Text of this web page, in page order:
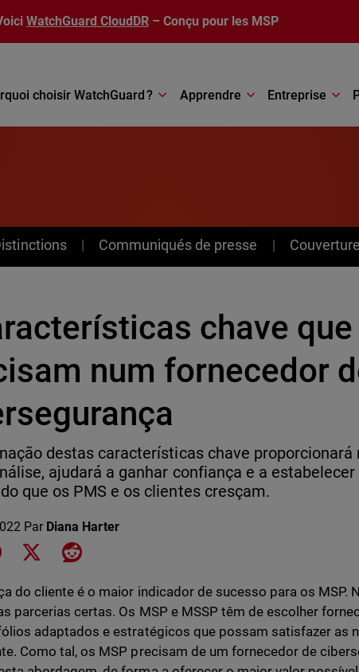
WatchGuard CloudDR – Conçu pour les MSP
choisir WatchGuard ? Apprendre Entreprise
Communiqués de presse
chave
num fornecedor
destas características chave proporcionará
ajudará a ganhar confiança e a
que os PMS e os clientes cresçam.
Par Diana Harter
on LinkedIn
Share on Facebook
Share on XShare on Reddit
do cliente é o maior indicador de sucesso para os MSP.
parcerias certas. Os MSP e MSSP têm de escolher
adaptados e estratégicos que possam satisfazer as
Como tal, os MSP precisam de um fornecedor de